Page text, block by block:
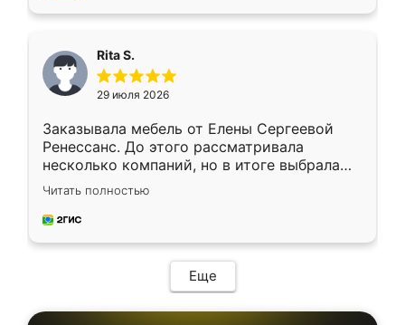
Rita S.
29 июля 2026
Заказывала мебель от Елены Сергеевой
Ренессанс. До этого рассматривала
несколько компаний, но в итоге выбрала
эту. Сначала обговорили условия, потом
приехал замерщик, всё спокойно объяснил
и снял размеры. Изготовили в срок, с
мебель сразу встала на свое место без
каких-либо доработок. Качеством осталась
довольна, все выглядит так, как и ожидала.
Читать полностью
Еще